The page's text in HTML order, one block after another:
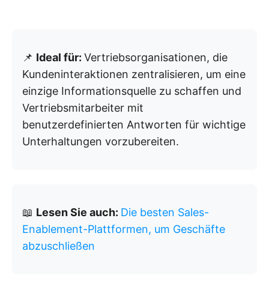
📌 Ideal für: Vertriebsorganisationen, die
Kundeninteraktionen zentralisieren, um eine
einzige Informationsquelle zu schaffen und
Vertriebsmitarbeiter mit
benutzerdefinierten Antworten für wichtige
Unterhaltungen vorzubereiten.
📖 Lesen Sie auch: Die besten Sales-
Enablement-Plattformen, um Geschäfte
abzuschließen